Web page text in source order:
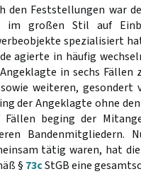
den Feststellungen war
im großen Stil auf
spezialisiert
agierte in häufig
in sechs
weiteren,
der Angeklagte ohne
Fällen beging der
Bandenmitgliedern.
tätig waren, hat
§ 73cStGB eine